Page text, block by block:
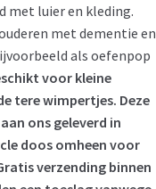
met luier en kleding.
met dementie en
als oefenpop
voor kleine
tere wimpertjes. Deze
ons geleverd in
doos omheen voor
verzending binnen